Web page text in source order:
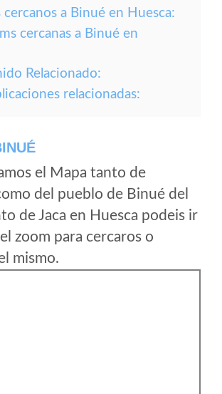
cercanos a Binué en Huesca:
cercanas a Binué en
Relacionado:
relacionadas:
el Mapa tanto de
del pueblo de Binué del
de Jaca en Huesca podeis ir
zoom para cercaros o
mismo.